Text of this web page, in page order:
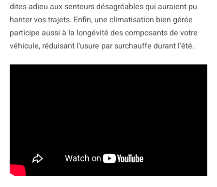
dites adieu aux senteurs désagréables qui auraient pu
hanter vos trajets. Enfin, une climatisation bien gérée
participe aussi à la longévité des composants de votre
véhicule, réduisant l’usure par surchauffe durant l’été.